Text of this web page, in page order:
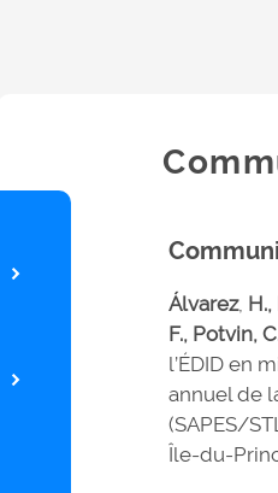
Álvarez,
F., Potvin,
l’ÉDID en
annuel de
(SAPES/
Île-du-